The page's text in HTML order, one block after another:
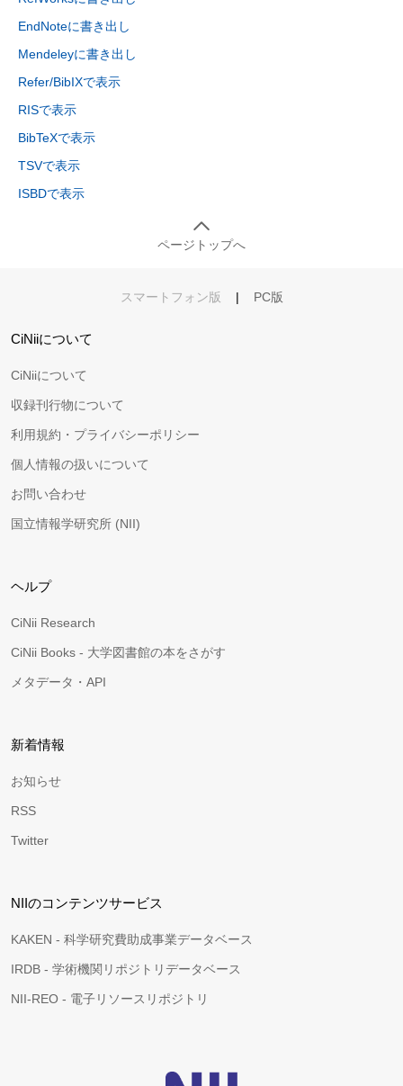
EndNoteに書き出し
Mendeleyに書き出し
Refer/BibIXで表示
RISで表示
BibTeXで表示
TSVで表示
ISBDで表示
ページトップへ
スマートフォン版 | PC版
CiNiiについて
CiNiiについて
収録刊行物について
利用規約・プライバシーポリシー
個人情報の扱いについて
お問い合わせ
国立情報学研究所 (NII)
ヘルプ
CiNii Research
CiNii Books - 大学図書館の本をさがす
メタデータ・API
新着情報
お知らせ
RSS
Twitter
NIIのコンテンツサービス
KAKEN - 科学研究費助成事業データベース
IRDB - 学術機関リポジトリデータベース
NII-REO - 電子リソースリポジトリ